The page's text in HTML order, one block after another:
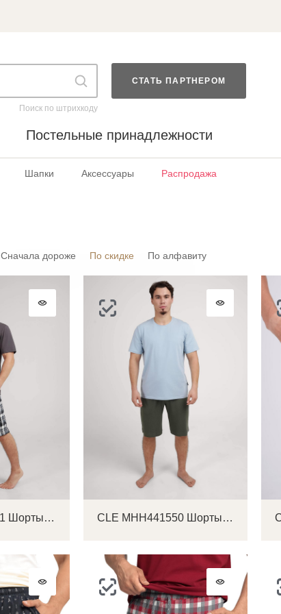
Поиск по штрихкоду
СТАТЬ ПАРТНЕРОМ
Постельные принадлежности
Шапки Аксессуары Распродажа
Сначала дороже По скидке По алфавиту
CLE MHH441121 Шорты мужские CLE MHH441550 Шорты мужские